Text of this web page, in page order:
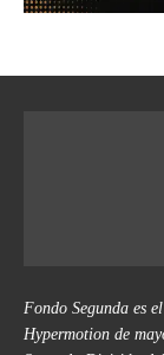
Fondo Segunda es
Hypermotion de